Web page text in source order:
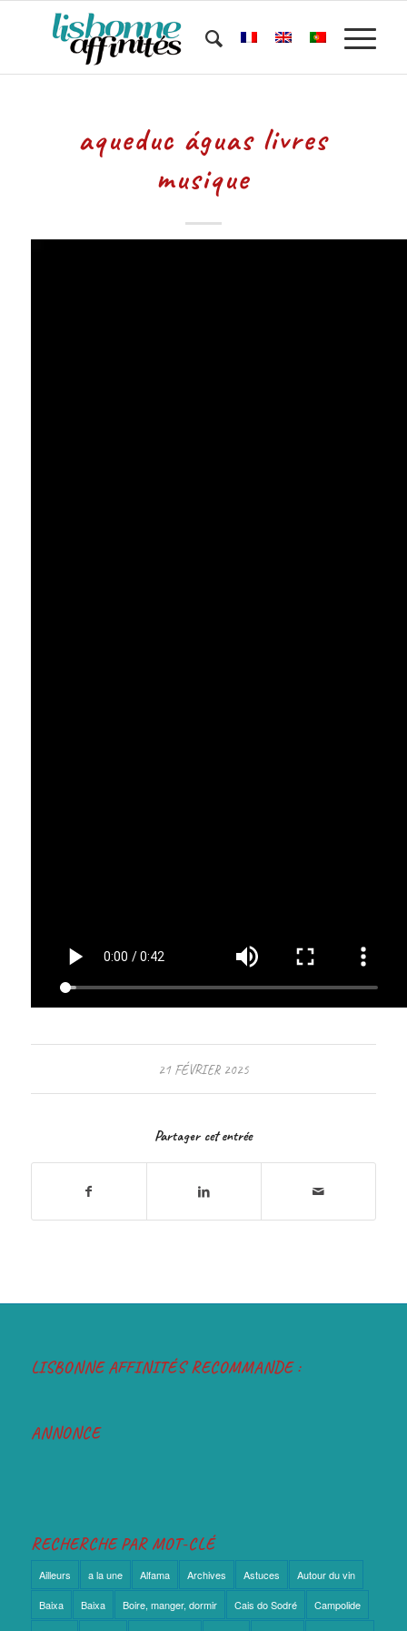
aqueduc águas livres
musique
21 FÉVRIER 2025
Partager cet entrée
LISBONNE AFFINITÉS RECOMMANDE :
ANNONCE
RECHERCHE PAR MOT-CLÉ
Ailleurs a la une Alfama Archives Astuces Autour du vin
Baixa Baixa Boire, manger, dormir Cais do Sodré Campolide